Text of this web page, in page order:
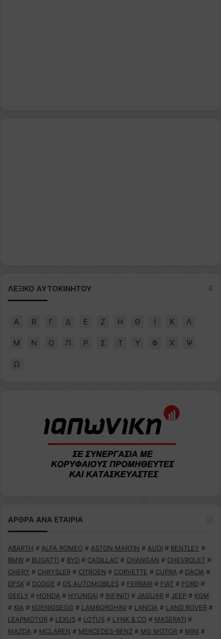
ΛΕΞΙΚΟ ΑΥΤΟΚΙΝΗΤΟΥ
Α Β Γ Δ Ε Ζ Η Θ Ι Κ Λ
Μ Ν Ο Π Ρ Σ Τ Υ Φ Χ Ψ
Ω
ΑΡΘΡΑ ΑΝΑ ΕΤΑΙΡΙΑ
ABARTH # ALFA ROMEO # ASTON MARTIN # AUDI # BENTLEY #
BMW # BUGATTI # BYD # CADILLAC # CHANGAN # CHEVROLET #
CHERY # CHRYSLER # CITROEN # CORVETTE # CUPRA # DACIA #
DFSK # DODGE # DS AUTOMOBILES # FERRARI # FIAT # FORD #
GEELY # HONDA # HYUNDAI # INFINITI # JAGUAR # JEEP # KGM
# KIA # KOENIGSEGG # LAMBORGHINI # LANCIA # LAND ROVER #
LEAPMOTOR # LEXUS # LOTUS # LYNK & CO # MASERATI #
MAZDA # MCLAREN # MERCEDES-BENZ # MG MOTOR # MINI #